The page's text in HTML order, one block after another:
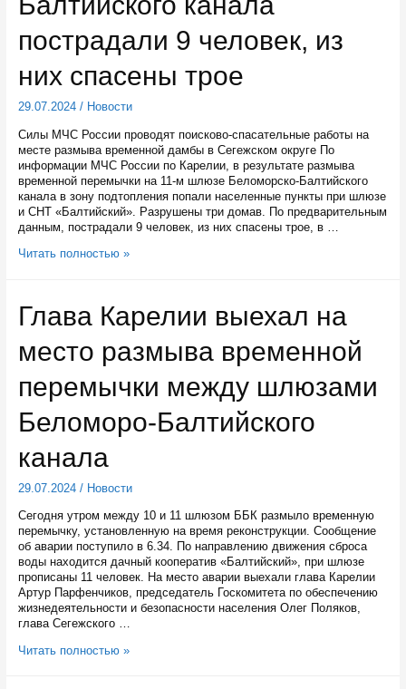
канала
пострадали 9 человек, из
них спасены трое
29.07.2024/ Новости
Силы МЧС России проводят поисково-спасательные работы на
месте размыва временной дамбы в Сегежском округе По
информации МЧС России по Карелии, в результате размыва
временной перемычки на 11-м шлюзе Беломорско-Балтийского
канала в зону подтопления попали населенные пункты при шлюзе
и СНТ «Балтийский». Разрушены три домав. По предварительным
данным, пострадали 9 человек, из них спасены трое, в …
В
шлюзе
Беломоро-
Балтийского
канала
из
спасены
трое
Читать полностью »
Глава Карелии выехал на
место размыва временной
перемычки между шлюзами
Беломоро-Балтийского
канала
29.07.2024/ Новости
Сегодня утром между 10 и 11 шлюзом ББК размыло временную
перемычку, установленную на время реконструкции. Сообщение
об аварии поступило в 6.34. По направлению движения сброса
воды находится дачный кооператив «Балтийский», при шлюзе
прописаны 11 человек. На место аварии выехали глава Карелии
Артур Парфенчиков, председатель Госкомитета по обеспечению
жизнедеятельности и безопасности населения Олег Поляков,
глава Сегежского …
Глава
Читать полностью »